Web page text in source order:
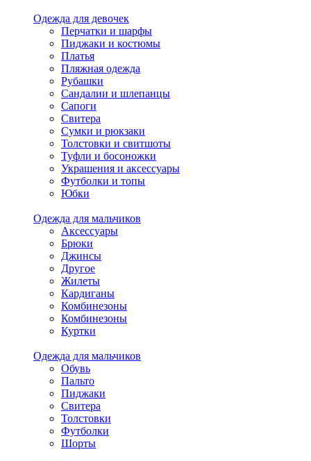
Одежда для девочек
Перчатки и шарфы
Пиджаки и костюмы
Платья
Пляжная одежда
Рубашки
Сандалии и шлепанцы
Сапоги
Свитера
Сумки и рюкзаки
Толстовки и свитшоты
Туфли и босоножки
Украшения и аксессуары
Футболки и топы
Юбки
Одежда для мальчиков
Аксессуары
Брюки
Джинсы
Другое
Жилеты
Кардиганы
Комбинезоны
Комбинезоны
Куртки
Одежда для мальчиков
Обувь
Пальто
Пиджаки
Свитера
Толстовки
Футболки
Шорты